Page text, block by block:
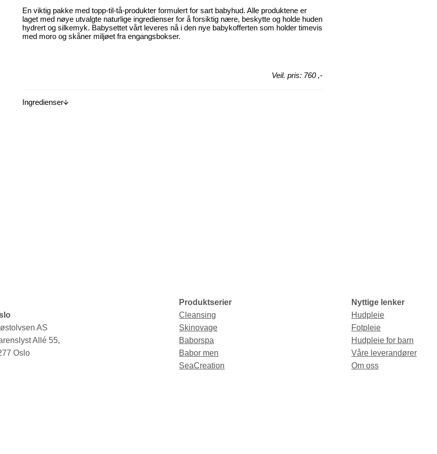
En viktig pakke med topp-til-tå-produkter formulert for sart babyhud. Alle produktene er
laget med nøye utvalgte naturlige ingredienser for å forsiktig nære, beskytte og holde huden
hydrert og silkemyk. Babysettet vårt leveres nå i den nye babykofferten som holder timevis
med moro og skåner miljøet fra engangsbokser.
Veil. pris: 760 ,-
Ingredienser
AS
Allé 55,
Oslo
Produktserier
Cleansing
Skinovage
Baborspa
Babor men
SeaCreation
Nyttige lenker
Hudpleie
Fotpleie
Hudpleie for barn
Våre leverandører
Om oss